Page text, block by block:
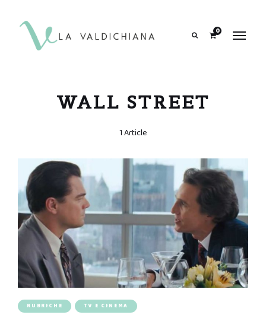
0
WALL STREET
1 Article
RUBRICHE TV E CINEMA